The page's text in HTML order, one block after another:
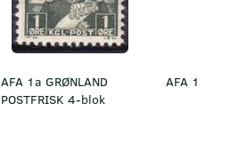
AFA 1a GRØNLAND
POSTFRISK 4-blok
AFA 1